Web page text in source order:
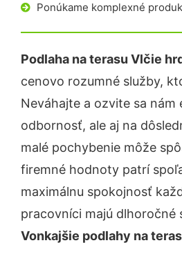
Ponúkame komplexné
Podlaha na terasu Vlčie
cenovo rozumné služby,
Neváhajte a ozvite sa nám
odbornosť, ale aj na
malé pochybenie môže
firemné hodnoty patrí
maximálnu spokojnosť
pracovníci majú dlhoročné
Vonkajšie podlahy na